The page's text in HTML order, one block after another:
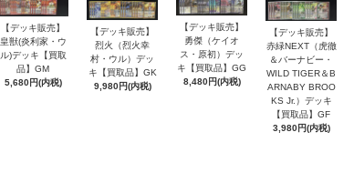
【デッキ販売】
皇獣(炎利家・ウ
ル)デッキ【買取
品】GM
5,680円(内税)
【デッキ販売】
烈火（烈火幸
村・ウル）デッ
キ【買取品】GK
9,980円(内税)
【デッキ販売】
勇傑（ケイオ
ス・原初）デッ
キ【買取品】GG
8,480円(内税)
【デッキ販売】
赤緑NEXT（虎徹
＆バーナビー・
WILD TIGER＆B
ARNABY BROO
KS Jr.）デッキ
【買取品】GF
3,980円(内税)